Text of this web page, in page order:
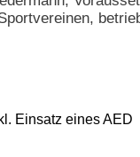
Einsatz eines AED